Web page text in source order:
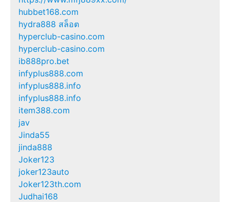
hubbet168.com
hydra888 สล็อต
hyperclub-casino.com
hyperclub-casino.com
ib888pro.bet
infyplus888.com
infyplus888.info
infyplus888.info
item388.com
jav
Jinda55
jinda888
Joker123
joker123auto
Joker123th.com
Judhai168